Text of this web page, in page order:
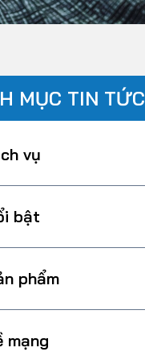
MỤC TIN TỨC
vụ
bật
phẩm
mạng